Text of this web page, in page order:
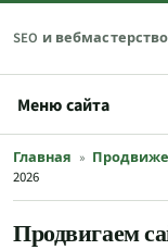
SEO и вебмастерство
Меню сайта
Главная »
2026
Продвигаем